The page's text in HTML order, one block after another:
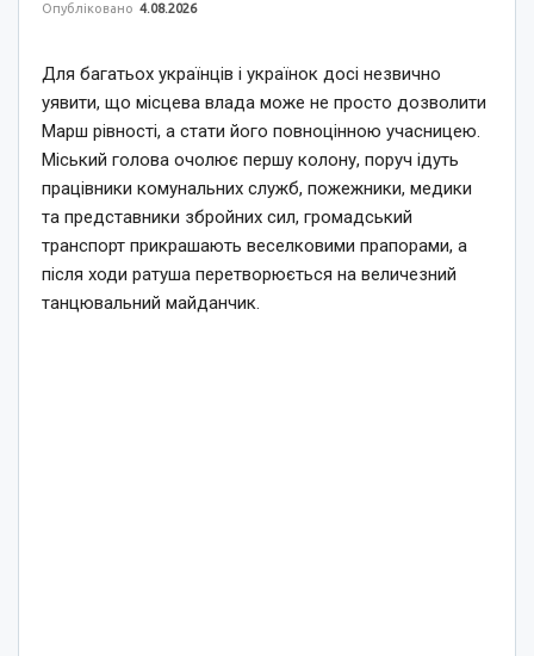
Опубліковано 4.08.2026
Для багатьох українців і українок досі незвично
уявити, що місцева влада може не просто дозволити
Марш рівності, а стати його повноцінною учасницею.
Міський голова очолює першу колону, поруч ідуть
працівники комунальних служб, пожежники, медики
та представники збройних сил, громадський
транспорт прикрашають веселковими прапорами, а
після ходи ратуша перетворюється на величезний
танцювальний майданчик.